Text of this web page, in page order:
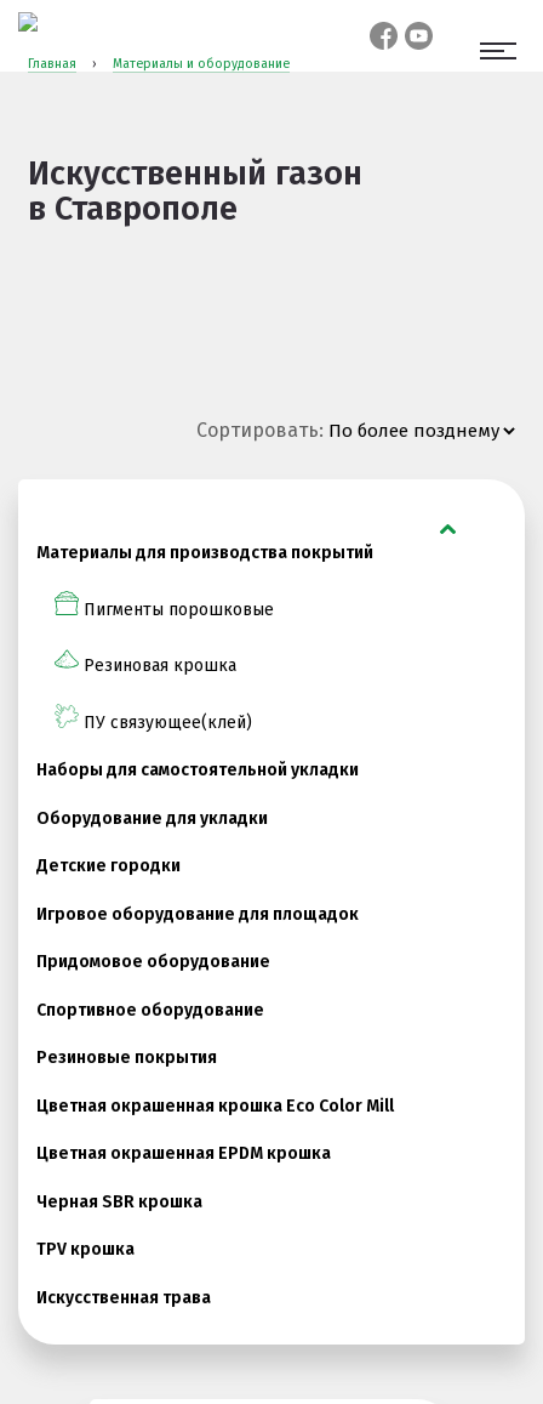
ПРОЕКТНЫЕ РЕШЕНИЯ ВОДОНЕПРОНИЦАЕМЫХ
ПРОЕКТНЫЕ РЕШЕНИЯ СПОРТИВНЫХ ПЛОЩАДОК
ПРОЕКТНЫЕ РЕШЕНИЯ ДЕТСКИХ ПЛОЩАДОК
ПРОЕКТНЫЕ РЕШЕНИЯ ПРОФЕССИОНАЛЬНЫХ БЕГОВЫХ
Решение компании “Экополис” под Приказ №1134
Покрытие для эксплуатируемой кровли
Покрытия детских площадок
Покрытия для беговых дорожек
Покрытия для спортивных площадок
Универсальные антискользящие покрытия
Искусственная трава
Главная › Материалы и оборудование
Искусственный газон
в Ставрополе
Сортировать:
Материалы для производства покрытий
Пигменты порошковые
Резиновая крошка
ПУ связующее(клей)
Наборы для самостоятельной укладки
Оборудование для укладки
Детские городки
Игровое оборудование для площадок
Придомовое оборудование
Спортивное оборудование
Резиновые покрытия
Цветная окрашенная крошка Eco Color Mill
Цветная окрашенная EPDM крошка
Черная SBR крошка
TPV крошка
Искусственная трава